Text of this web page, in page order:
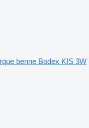
benne Bodex KIS 3W